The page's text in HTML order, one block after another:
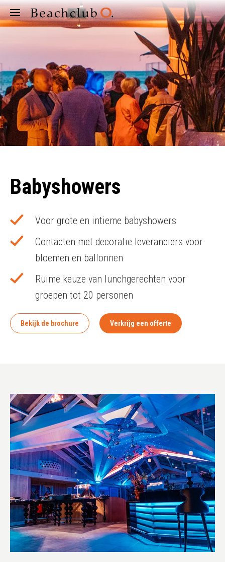
Babyshowers
Voor grote en intieme babyshowers
Contacten met decoratie leveranciers voor
bloemen en ballonnen
Ruime keuze van lunchgerechten voor
groepen tot 20 personen
Bekijk de brochure Verkrijg een offerte